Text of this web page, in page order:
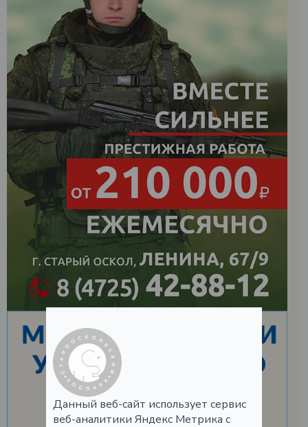
Данный веб-сайт использует сервис
веб-аналитики Яндекс Метрика с